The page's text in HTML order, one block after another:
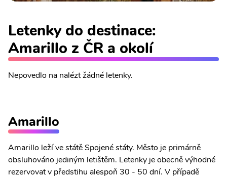
Letenky do destinace:
Amarillo z ČR a okolí
Nepovedlo na nalézt žádné letenky.
Amarillo
Amarillo leží ve státě Spojené státy. Město je primárně
obsluhováno jediným letištěm. Letenky je obecně výhodné
rezervovat v předstihu alespoň 30 - 50 dní. V případě